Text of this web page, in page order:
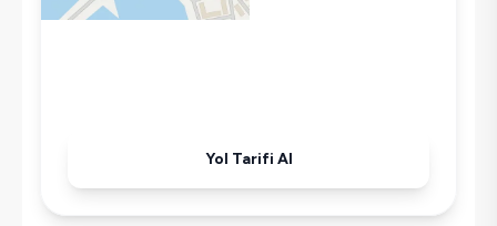
Havuz-Bahçe Bakımı
Yol Tarifi Al